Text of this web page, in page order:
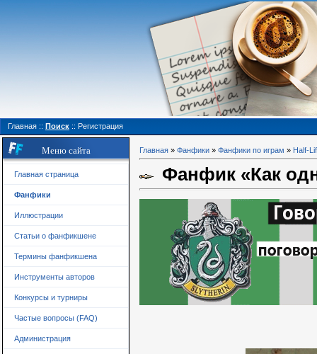
Главная :: Поиск :: Регистрация
Меню сайта
Главная страница
Фанфики
Иллюстрации
Статьи о фанфикшене
Термины фанфикшена
Инструменты авторов
Конкурсы и турниры
Частые вопросы (FAQ)
Администрация
Главная » Фанфики » Фанфики по играм » Half-
Фанфик «Как